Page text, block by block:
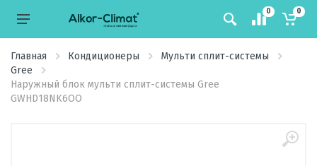
0 0
Главная Кондиционеры
Мульти сплит-системы
Gree
Наружный блок мульти сплит-системы Gree
GWHD18NK6ОO